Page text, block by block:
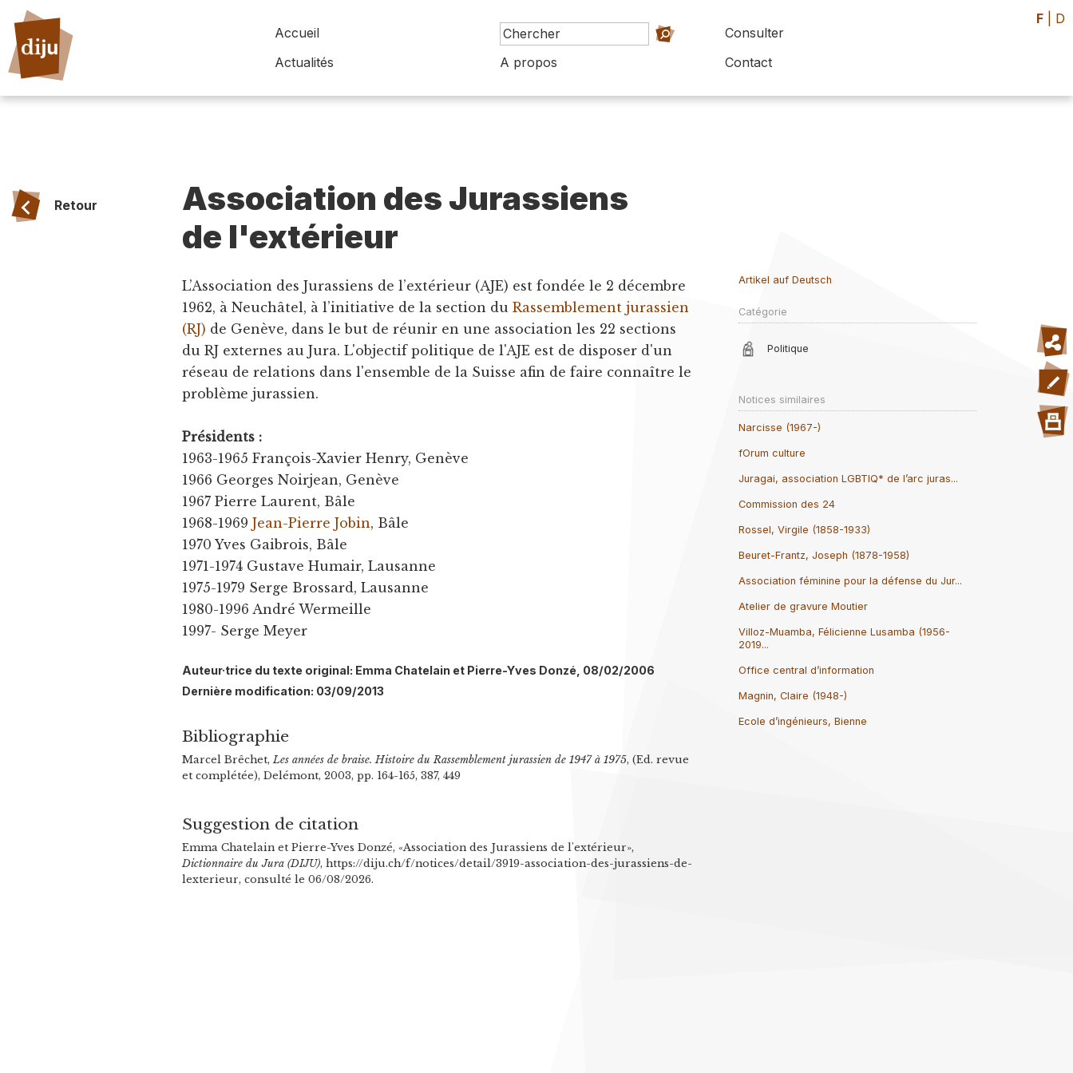
Accueil
Consulter
Actualités
A propos Contact
F D
Retour
Association des Jurassiens
de l'extérieur
L’Association des Jurassiens de l’extérieur (AJE) est fondée le 2 décembre
1962, à Neuchâtel, à l’initiative de la section duRassemblement jurassien
(RJ) de Genève, dans le but de réunir en une association les 22 sections
du RJ externes au Jura. L'objectif politique de l'AJE est de disposer d'un
réseau de relations dans l'ensemble de la Suisse afin de faire connaître le
problème jurassien.
Présidents :
1963-1965 François-Xavier Henry, Genève
1966 Georges Noirjean, Genève
1967 Pierre Laurent, Bâle
1968-1969Jean-Pierre Jobin, Bâle
1970 Yves Gaibrois, Bâle
1971-1974 Gustave Humair, Lausanne
1975-1979 Serge Brossard, Lausanne
1980-1996 André Wermeille
1997- Serge Meyer
Auteur·trice du texte original: Emma Chatelain et Pierre-Yves Donzé, 08/02/2006
Dernière modification: 03/09/2013
Bibliographie
Marcel Brêchet,Les années de braise. Histoire du Rassemblement jurassien de 1947 à 1975, (Ed. revue
et complétée), Delémont, 2003, pp. 164-165, 387, 449
Suggestion de citation
Emma Chatelain et Pierre-Yves Donzé, «Association des Jurassiens de l'extérieur»,
Dictionnaire du Jura (DIJU), https://diju.ch/f/notices/detail/3919-association-des-jurassiens-de-
lexterieur, consulté le 06/08/2026.
Artikel auf Deutsch
Catégorie
Politique
Notices similaires
Narcisse (1967-)
fOrum culture
Juragai, association LGBTIQ* de l’arc juras...
Commission des 24
Rossel, Virgile (1858-1933)
Beuret-Frantz, Joseph (1878-1958)
Association féminine pour la défense du Jur...
Atelier de gravure Moutier
Villoz-Muamba, Félicienne Lusamba (1956-
2019...
Office central d’information
Magnin, Claire (1948-)
Ecole d’ingénieurs, Bienne